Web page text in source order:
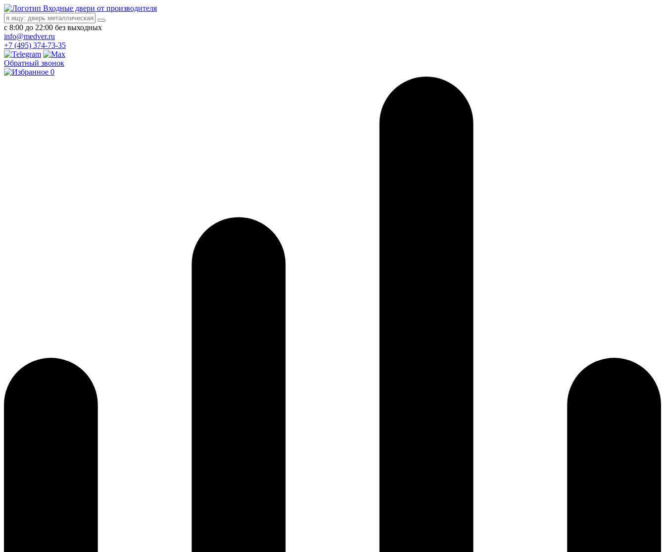
Входные двери от производителя
с 8:00 до 22:00 без выходных
info@medver.ru
+7 (495) 374-73-35
Обратный звонок
0